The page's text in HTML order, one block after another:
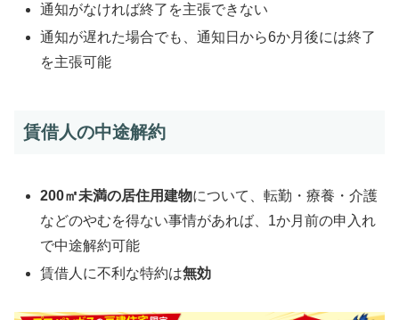
通知がなければ終了を主張できない
通知が遅れた場合でも、通知日から6か月後には終了
を主張可能
賃借人の中途解約
200㎡未満の居住用建物について、転勤・療養・介護
などのやむを得ない事情があれば、1か月前の申入れ
で中途解約可能
賃借人に不利な特約は無効